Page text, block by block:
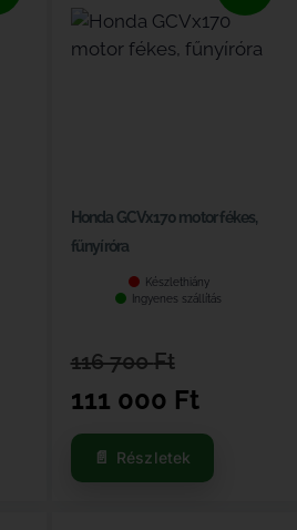
Honda GCVx170 motor fékes,
fűnyíróra
Készlethiány
Ingyenes szállítás
116 700Ft
111 000 Ft
Részletek